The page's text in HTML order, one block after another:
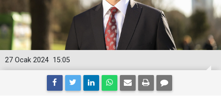
15:05
27 Ocak 2024